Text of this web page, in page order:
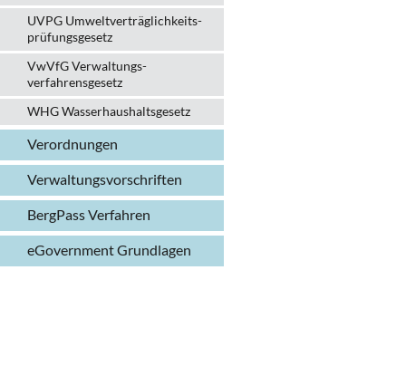
UVPG Umweltverträglich­keits­
prüfungs­gesetz
VwVfG Verwaltungs­
verfahrens­gesetz
WHG Wasserhaushalts­gesetz
Verordnungen
Verwaltungs­vorschriften
BergPass Verfahren
eGovernment Grundlagen